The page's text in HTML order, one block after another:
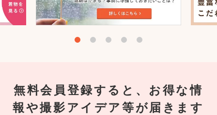
無料会員登録すると、お得な情
報や撮影アイデア等が届きます